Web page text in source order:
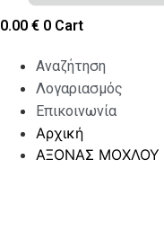
0.00 € 0 Cart
Αναζήτηση
Λογαριασμός
Επικοινωνία
Αρχική
ΑΞΟΝΑΣ ΜΟΧΛΟΥ